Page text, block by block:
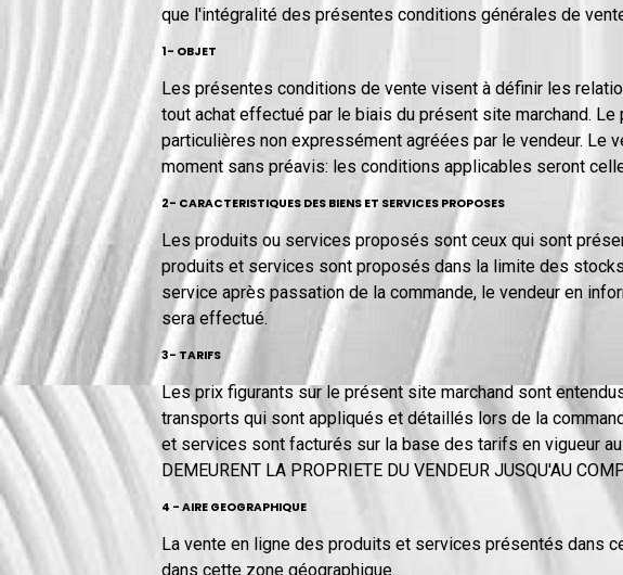
que l'intégralité des présentes conditions générales de
1- OBJET
Les présentes conditions de vente visent à définir les
tout achat effectué par le biais du présent site marchand.
particulières non expressément agréées par le vendeur.
moment sans préavis: les conditions applicables seront
2- CARACTERISTIQUES DES BIENS ET SERVICES PROPOSES
Les produits ou services proposés sont ceux qui sont
produits et services sont proposés dans la limite des
service après passation de la commande, le vendeur en
sera effectué.
3- TARIFS
Les prix figurants sur le présent site marchand sont
transports qui sont appliqués et détaillés lors de la
et services sont facturés sur la base des tarifs en vigueur
DEMEURENT LA PROPRIETE DU VENDEUR JUSQU'AU
4 - AIRE GEOGRAPHIQUE
La vente en ligne des produits et services présentés dans
dans cette zone géographique.